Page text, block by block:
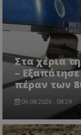
Στα χέρια
–
πέραν των
06.08.2026 - 08:29